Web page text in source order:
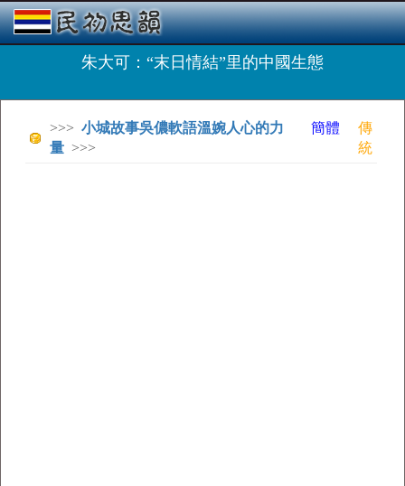
朱大可：“末日情結”里的中國生態
>>> 小城故事吳儂軟語溫婉人心的力
量 >>>
簡體
傳
統